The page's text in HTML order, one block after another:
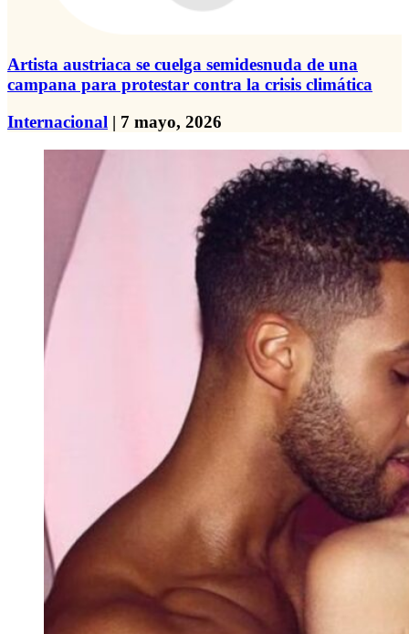
Artista austriaca se cuelga semidesnuda de una
campana para protestar contra la crisis climática
Internacional | 7 mayo, 2026